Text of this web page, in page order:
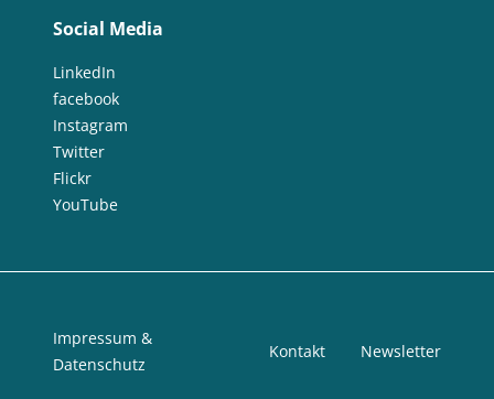
Social Media
LinkedIn
facebook
Instagram
Twitter
Flickr
YouTube
Impressum &
Datenschutz
Kontakt Newsletter